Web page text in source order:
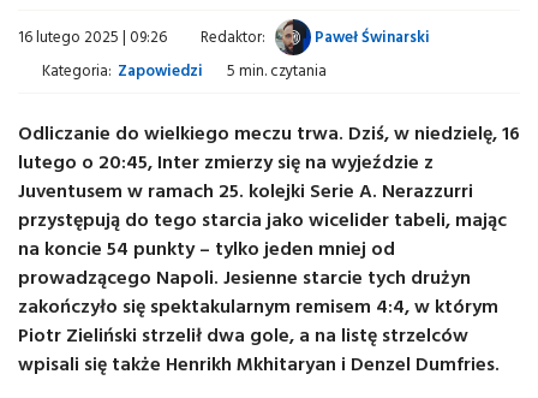
16 lutego 2025 | 09:26 Redaktor:
Paweł Świnarski
Kategoria: Zapowiedzi 5 min. czytania
Odliczanie do wielkiego meczu trwa. Dziś, w niedzielę, 16
lutego o 20:45, Inter zmierzy się na wyjeździe z
Juventusem w ramach 25. kolejki Serie A. Nerazzurri
przystępują do tego starcia jako wicelider tabeli, mając
na koncie 54 punkty – tylko jeden mniej od
prowadzącego Napoli. Jesienne starcie tych drużyn
zakończyło się spektakularnym remisem 4:4, w którym
Piotr Zieliński strzelił dwa gole, a na listę strzelców
wpisali się także Henrikh Mkhitaryan i Denzel Dumfries.